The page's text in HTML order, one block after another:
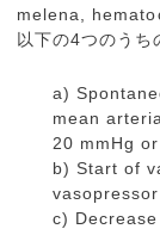
melena,
以下の4つのうち
a)
mean
20 mmHg
b) Start of
c)